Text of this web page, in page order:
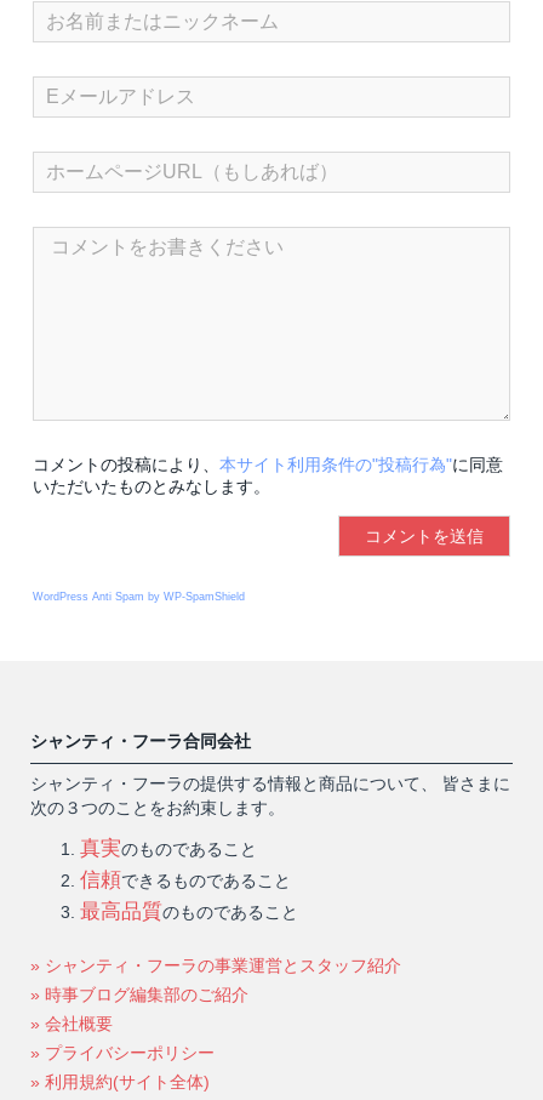
コメントの投稿により、 本サイト利用条件の"投稿行為"に同意
いただいたものとみなします。
WordPress Anti Spam by WP-SpamShield
シャンティ・フーラ合同会社
シャンティ・フーラの提供する情報と商品について、 皆さまに
次の３つのことをお約束します。
真実のものであること
信頼できるものであること
最高品質のものであること
» シャンティ・フーラの事業運営とスタッフ紹介
» 時事ブログ編集部のご紹介
» 会社概要
» プライバシーポリシー
» 利用規約(サイト全体)